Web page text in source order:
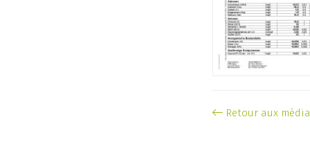
Retour aux